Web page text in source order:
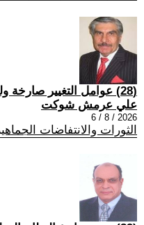
(28) عوامل التغيير صارخة ولكن فعلها ما زال خافتاً
علي عرمش شوكت
2026 / 8 / 6
الثورات والانتفاضات